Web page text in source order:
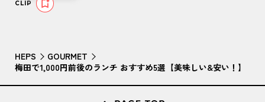
CLIP
HEPS
GOURMET
梅田で1,000円前後のランチ おすすめ5選【美味しい&安い！】